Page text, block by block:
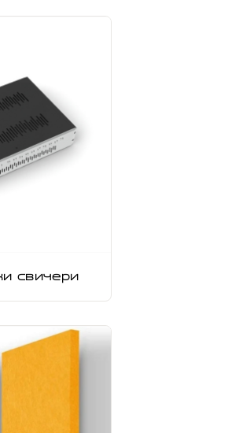
свичери